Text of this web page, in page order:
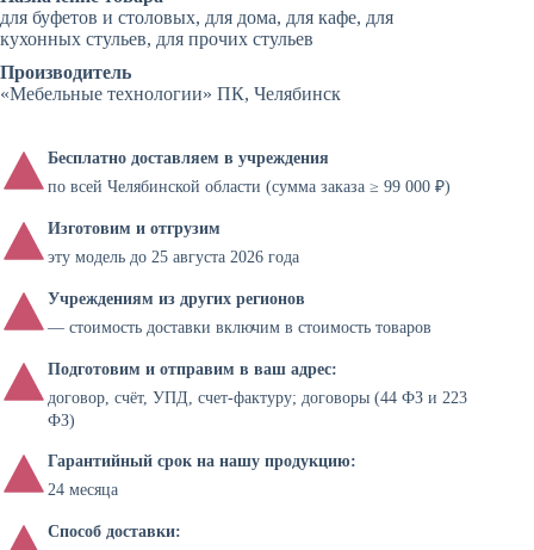
для буфетов и столовых, для дома, для кафе, для
кухонных стульев, для прочих стульев
Производитель
«Мебельные технологии» ПК, Челябинск
Бесплатно доставляем в учреждения
по всей Челябинской области (сумма заказа ≥ 99 000 ₽)
Изготовим и отгрузим
эту модель до 25 августа 2026 года
Учреждениям из других регионов
— стоимость доставки включим в стоимость товаров
Подготовим и отправим в ваш адрес:
договор, счёт, УПД, счет-фактуру; договоры (44 ФЗ и 223
ФЗ)
Гарантийный срок на нашу продукцию:
24 месяца
Способ доставки: